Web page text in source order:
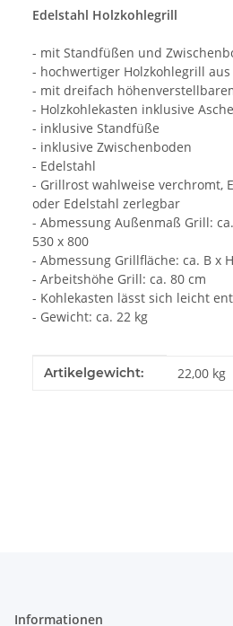
Edelstahl Holzkohlegrill
- mit Standfüßen und
- hochwertiger Holzkohlegrill aus
- mit dreifach
- Holzkohlekasten inklusive
- inklusive Standfüße
- inklusive Zwischenboden
- Edelstahl
- Grillrost wahlweise verchromt,
oder Edelstahl zerlegbar
- Abmessung Außenmaß Grill:
530 x 800
- Abmessung Grillfläche: ca. B x
- Arbeitshöhe Grill: ca. 80 cm
- Kohlekasten lässt sich leicht
- Gewicht: ca. 22 kg
Produkteigenschaft
Wert
Artikelgewicht: 22,00 kg
Informationen